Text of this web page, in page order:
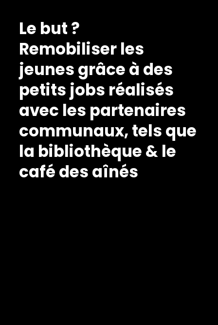
Le but ?
Remobiliser les
jeunes grâce à des
petits jobs réalisés
avec les partenaires
communaux, tels que
la bibliothèque & le
café des aînés